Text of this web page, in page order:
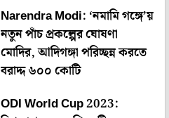
Narendra Modi: ‘নমামি গঙ্গে’য়
নতুন পাঁচ প্রকল্পের ঘোষণা
মোদির, আদিগঙ্গা পরিচ্ছন্ন করতে
বরাদ্দ ৬০০ কোটি
ODI World Cup 2023: